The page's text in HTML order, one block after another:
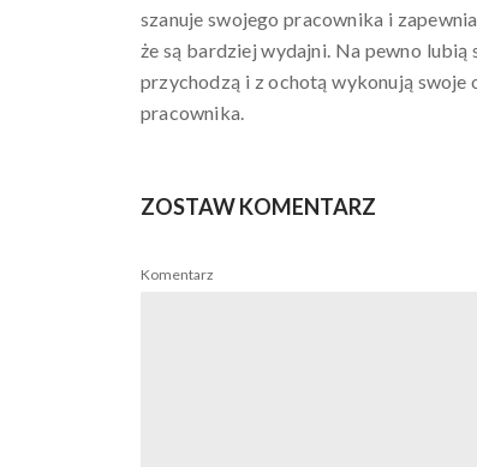
szanuje swojego pracownika i
że są bardziej wydajni. Na pewno
przychodzą i z ochotą wykonują swoje
pracownika.
ZOSTAW KOMENTARZ
Komentarz